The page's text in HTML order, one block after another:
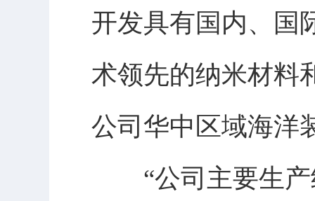
开发具有国内、国
术领先的纳米材料
公司华中区域海洋
“公司主要生产